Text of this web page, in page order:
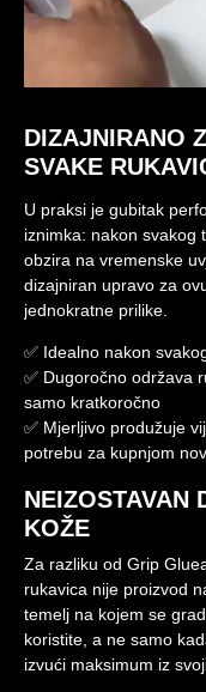
DIZAJNIRANO
SVAKE
U praksi je gubitak
iznimka: nakon svakog
obzira na vremenske
dizajniran upravo za
jednokratne prilike.
✅ Idealno nakon
✅ Dugoročno održava
samo kratkoročno
✅ Mjerljivo produžuje
potrebu za kupnjom
NEIZOSTAVAN
KOŽE
Za razliku od Grip
rukavica nije proizvod
temelj na kojem se
koristite, a ne samo
izvući maksimum iz